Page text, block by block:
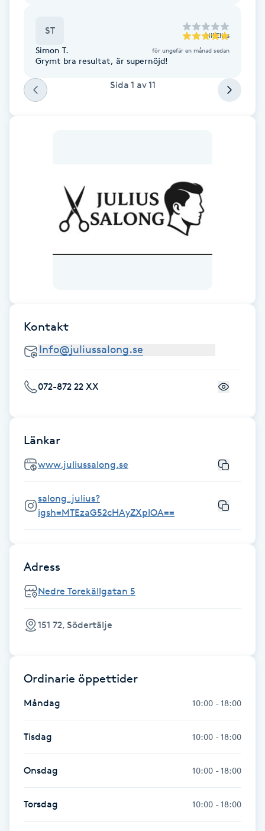
Fotvård
Fransar
Fransborttagning
Fransförlängning Megavolym
Fransrengöring
Frekvensterapi
Frisör
Färgning
Föning
Gel naglar
Gelenaglar
Gellack
Gellack med förstärkning
Gravidmassage
Gravidyoga
Gruppträning
Gua Sha-massage
ST till Elias
Simon T. för ungefär en månad sedan
Grymt bra resultat, är supernöjd!
Sida 1 av11
Kontakt
072-872 22 XX
Länkar
www.juliussalong.se
salong_julius?
igsh=MTEzaG52cHAyZXplOA==
Adress
Nedre Torekällgatan 5
151 72, Södertälje
Ordinarie öppettider
Måndag 10:00 - 18:00
Tisdag 10:00 - 18:00
Onsdag 10:00 - 18:00
Torsdag 10:00 - 18:00